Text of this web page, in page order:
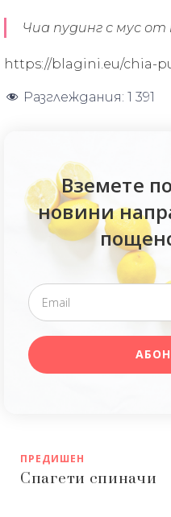
Чиа пудинг с мус
https://blagini.eu/chia-
Разглеждания: 1 391
Вземете
новини
ПРЕДИШЕН
Спагети спиначи